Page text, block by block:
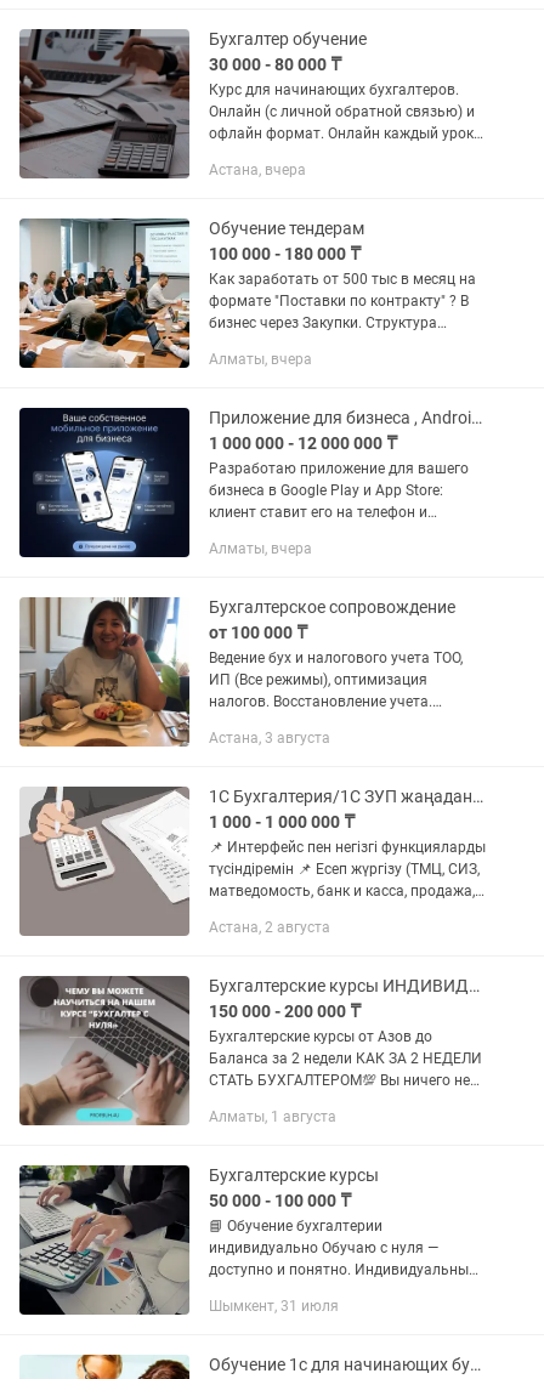
Бухгалтер обучение
30 000 - 80 000 ₸
Курс для начинающих бухгалтеров.
Онлайн (с личной обратной связью) и
офлайн формат. Онлайн каждый урок
Астана, вчера
Обучение тендерам
100 000 - 180 000 ₸
Как заработать от 500 тыс в месяц на
формате "Поставки по контракту" ? В
бизнес через Закупки. Структура
Ценовые предложения - Открытые
Алматы, вчера
Приложение для бизнеса , Android и iOS
1 000 000 - 12 000 000 ₸
Разработаю приложение для вашего
бизнеса в Google Play и App Store:
клиент ставит его на телефон и
даёт: — своя база клиентов: контакты и
Алматы, вчера
Бухгалтерское сопровождение
от 100 000 ₸
Ведение бух и налогового учета ТОО,
ИП (Все режимы), оптимизация
налогов. Восстановление учета.
Астана, 3 августа
1С Бухгалтерия/1С ЗУП жаңадан жұмыс бастағандарға қызмет
1 000 - 1 000 000 ₸
📌 Интерфейс пен негізгі функцияларды
түсіндіремін 📌 Есеп жүргізу (ТМЦ, СИЗ,
матведомость, банк и касса, продажа,
эсф, снт), жалақы есептеу, есеп беру
Астана, 2 августа
Бухгалтерские курсы ИНДИВИДУАЛЬНО
150 000 - 200 000 ₸
Бухгалтерские курсы от Азов до
Баланса за 2 недели КАК ЗА 2 НЕДЕЛИ
СТАТЬ БУХГАЛТЕРОМ💯 Вы ничего не
в знаниях, но возникло желание стать
Алматы, 1 августа
Бухгалтерские курсы
50 000 - 100 000 ₸
📘 Обучение бухгалтерии
индивидуально Обучаю с нуля —
доступно и понятно. Индивидуальный
первички до отчетности. Без лишней
для...
Шымкент, 31 июля
Обучение 1с для начинающих бухгалтеров